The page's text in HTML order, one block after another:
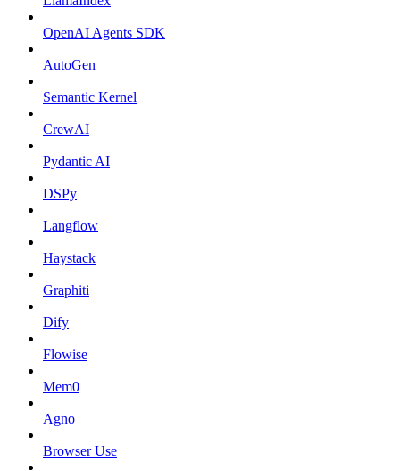
OpenAI Agents SDK
AutoGen
Semantic Kernel
CrewAI
Pydantic AI
DSPy
Langflow
Haystack
Graphiti
Dify
Flowise
Mem0
Agno
Browser Use